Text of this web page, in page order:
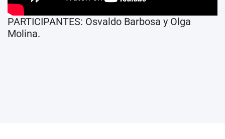
PARTICIPANTES: Osvaldo Barbosa y Olga
Molina.